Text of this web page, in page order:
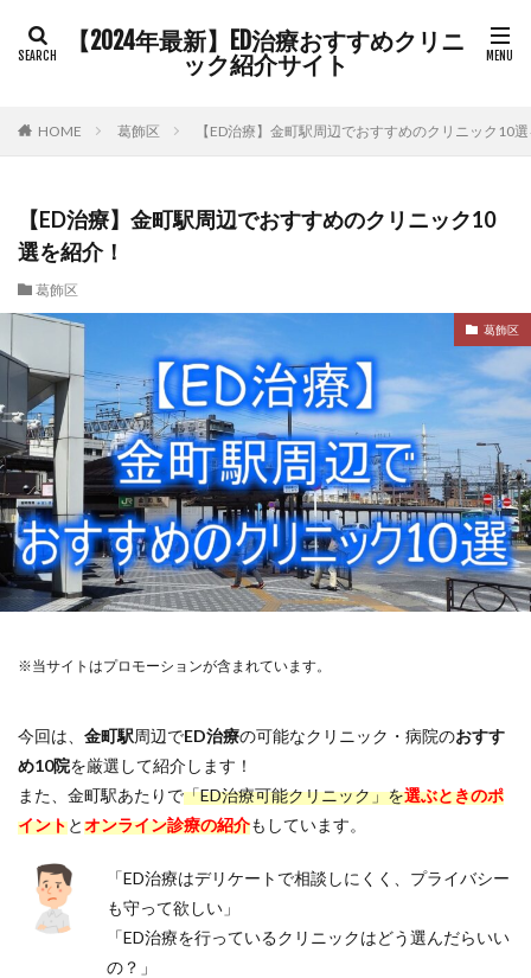
【2024年最新】ED治療おすすめクリニ
ック紹介サイト
HOME 葛飾区 【ED治療】金町駅周辺でおすすめのクリニック10
【ED治療】金町駅周辺でおすすめのクリニック10
選を紹介！
葛飾区
葛飾区
※当サイトはプロモーションが含まれています。
今回は、 金町駅周辺でED治療の可能なクリニック・病院のおすす
め10院を厳選して紹介します！
また、金町駅あたりで「ED治療可能クリニック」を選ぶときのポ
イントとオンライン診療の紹介もしています。
「ED治療はデリケートで相談しにくく、プライバシー
も守って欲しい」
「ED治療を行っているクリニックはどう選んだらいい
の？」